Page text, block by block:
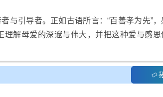
与引导者。正如古语所言：“百善孝为先”
解母爱的深邃与伟大，并把这种爱与感恩